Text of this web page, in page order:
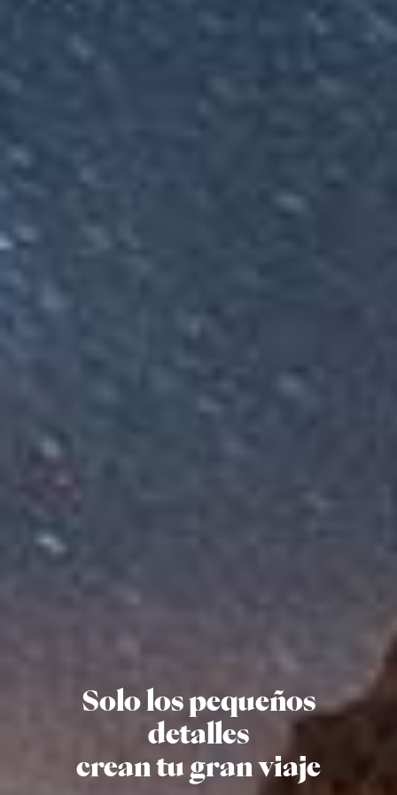
Solo los pequeños
detalles
crean tu gran viaje